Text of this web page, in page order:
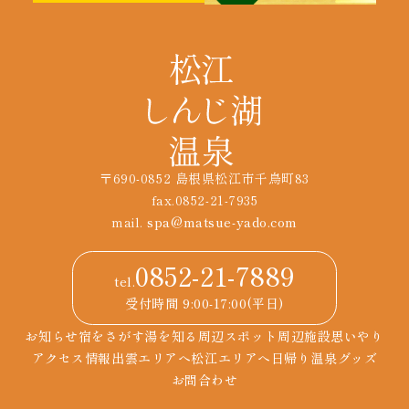
〒690-0852 島根県松江市千鳥町83
fax.0852-21-7935
mail.spa@matsue-yado.com
tel.0852-21-7889
受付時間 9:00-17:00(平日)
お知らせ宿をさがす湯を知る 周辺スポット 周辺施設思いやり
アクセス情報出雲エリアへ松江エリアへ 日帰り温泉グッズ
お問合わせ